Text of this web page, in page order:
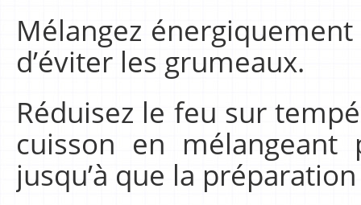
Mélangez
d’éviter les grumeaux.
Réduisez le feu sur
cuisson en mélangeant
jusqu’à que la préparation